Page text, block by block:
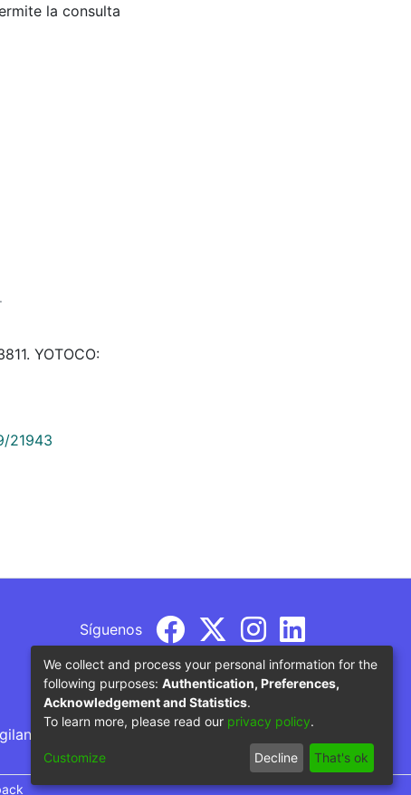
la consulta
YOTOCO:
21943
Síguenos
por parte del Ministerio de Educación
We collect and process your personal information for the
following purposes: Authentication, Preferences,
Acknowledgement and Statistics.
To learn more, please read our privacy policy.
Customize Decline That's ok